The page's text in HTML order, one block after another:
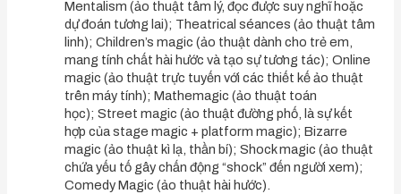
Mentalism (ảo thuật tâm lý, đọc được suy nghĩ hoặc
dự đoán tương lai); Theatrical séances (ảo thuật tâm
linh); Children’s magic (ảo thuật dành cho trẻ em,
mang tính chất hài hước và tạo sự tương tác); Online
magic (ảo thuật trực tuyến với các thiết kế ảo thuật
trên máy tính); Mathemagic (ảo thuật toán
học); Street magic (ảo thuật đường phố, là sự kết
hợp của stage magic + platform magic); Bizarre
magic (ảo thuật kì lạ, thần bí); Shock magic (ảo thuật
chứa yếu tố gây chấn động “shock” đến người xem);
Comedy Magic (ảo thuật hài hước).